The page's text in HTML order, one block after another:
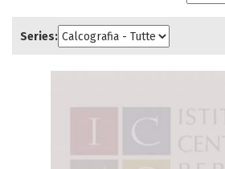
Series: